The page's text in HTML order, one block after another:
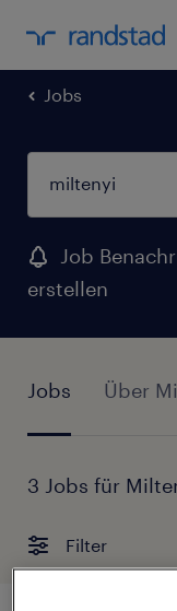
Jobs
Job
erstellen
Jobs Über
3 Jobs für
Filter